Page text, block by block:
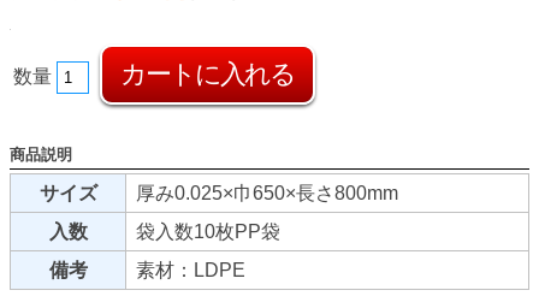
数量
商品説明
サイズ
厚み0.025×巾650×長さ800mm
入数
袋入数10枚PP袋
備考
素材：LDPE